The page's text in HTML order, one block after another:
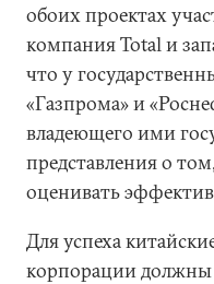
обоих проектах
компания Total и
что у
«Газпрома» и
владеющего ими
представления о
оценивать
Для успеха
корпорации должны